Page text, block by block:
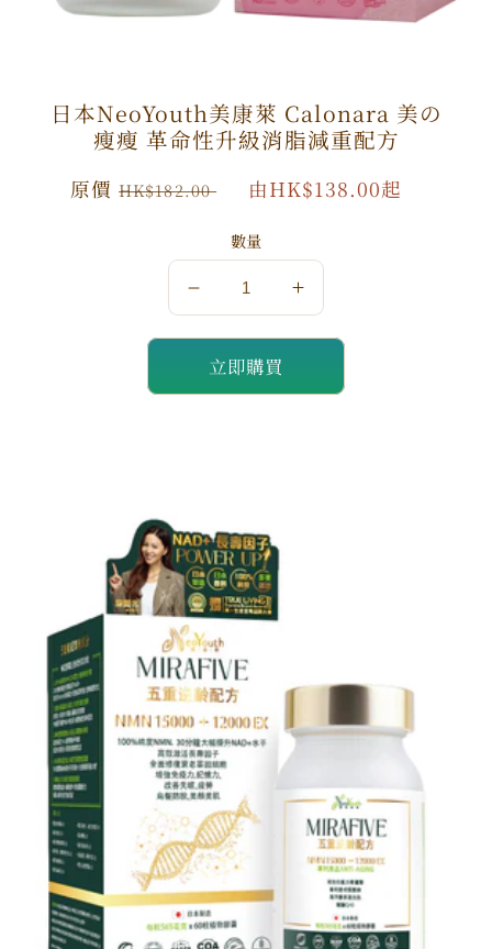
日本NeoYouth美康萊 Calonara 美の
瘦瘦 革命性升級消脂減重配方
原
原價HK$182.00 由HK$138.00起
數量
量
減
少
量
加
立即購買